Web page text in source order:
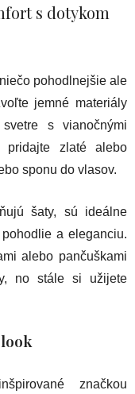
s dotykom
pohodlnejšie ale
jemné materiály
s vianočnými
pridajte zlaté alebo
sponu do vlasov.
šaty, sú ideálne
a eleganciu.
alebo pančuškami
no stále si užijete
značkou